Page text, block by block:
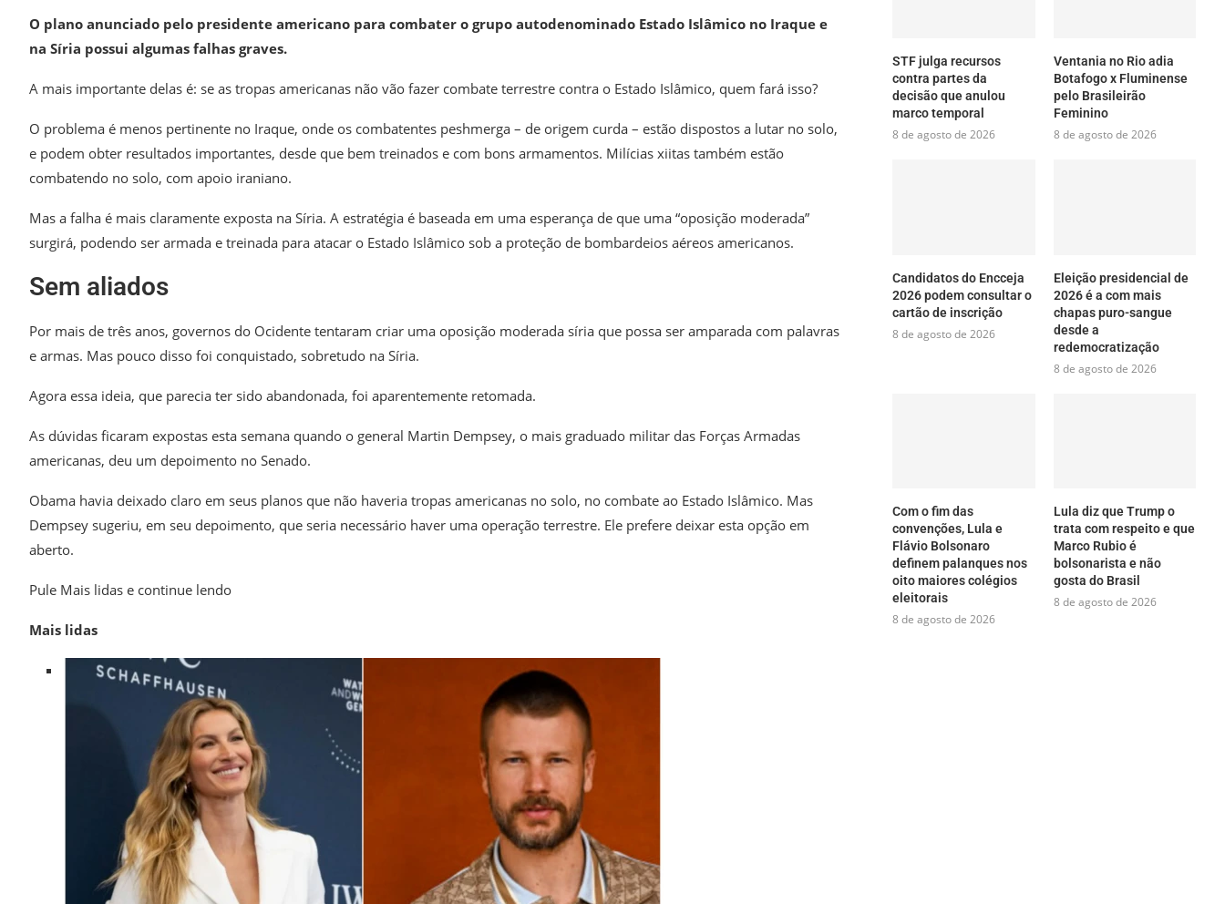
O plano anunciado pelo presidente americano para combater o grupo autodenominado Estado Islâmico no Iraque e
na Síria possui algumas falhas graves.
A mais importante delas é: se as tropas americanas não vão fazer combate terrestre contra o Estado Islâmico, quem fará isso?
O problema é menos pertinente no Iraque, onde os combatentes peshmerga – de origem curda – estão dispostos a lutar no solo,
e podem obter resultados importantes, desde que bem treinados e com bons armamentos. Milícias xiitas também estão
combatendo no solo, com apoio iraniano.
Mas a falha é mais claramente exposta na Síria. A estratégia é baseada em uma esperança de que uma “oposição moderada”
surgirá, podendo ser armada e treinada para atacar o Estado Islâmico sob a proteção de bombardeios aéreos americanos.
Sem aliados
Por mais de três anos, governos do Ocidente tentaram criar uma oposição moderada síria que possa ser amparada com palavras
e armas. Mas pouco disso foi conquistado, sobretudo na Síria.
Agora essa ideia, que parecia ter sido abandonada, foi aparentemente retomada.
As dúvidas ficaram expostas esta semana quando o general Martin Dempsey, o mais graduado militar das Forças Armadas
americanas, deu um depoimento no Senado.
Obama havia deixado claro em seus planos que não haveria tropas americanas no solo, no combate ao Estado Islâmico. Mas
Dempsey sugeriu, em seu depoimento, que seria necessário haver uma operação terrestre. Ele prefere deixar esta opção em
aberto.
Pule Mais lidas e continue lendo
Mais lidas
STF julga recursos
contra partes da
decisão que anulou
marco temporal
8 de agosto de 2026
Ventania no Rio adia
Botafogo x Fluminense
pelo Brasileirão
Feminino
8 de agosto de 2026
Candidatos do Encceja
2026 podem consultar o
cartão de inscrição
8 de agosto de 2026
Eleição presidencial de
2026 é a com mais
chapas puro-sangue
desde a
redemocratização
8 de agosto de 2026
Com o fim das
convenções, Lula e
Flávio Bolsonaro
definem palanques nos
oito maiores colégios
eleitorais
8 de agosto de 2026
Lula diz que Trump o
trata com respeito e que
Marco Rubio é
bolsonarista e não
gosta do Brasil
8 de agosto de 2026